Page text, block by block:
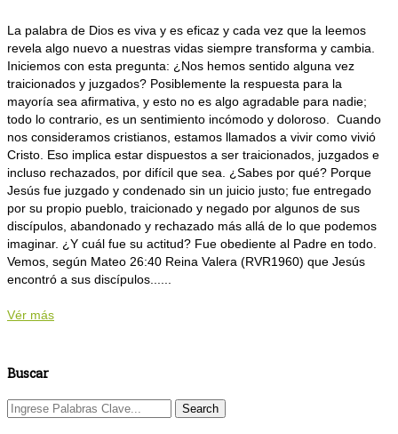
La palabra de Dios es viva y es eficaz y cada vez que la leemos
revela algo nuevo a nuestras vidas siempre transforma y cambia.
Iniciemos con esta pregunta: ¿Nos hemos sentido alguna vez
traicionados y juzgados? Posiblemente la respuesta para la
mayoría sea afirmativa, y esto no es algo agradable para nadie;
todo lo contrario, es un sentimiento incómodo y doloroso. Cuando
nos consideramos cristianos, estamos llamados a vivir como vivió
Cristo. Eso implica estar dispuestos a ser traicionados, juzgados e
incluso rechazados, por difícil que sea. ¿Sabes por qué? Porque
Jesús fue juzgado y condenado sin un juicio justo; fue entregado
por su propio pueblo, traicionado y negado por algunos de sus
discípulos, abandonado y rechazado más allá de lo que podemos
imaginar. ¿Y cuál fue su actitud? Fue obediente al Padre en todo.
Vemos, según Mateo 26:40 Reina Valera (RVR1960) que Jesús
encontró a sus discípulos......
Vér más
Buscar